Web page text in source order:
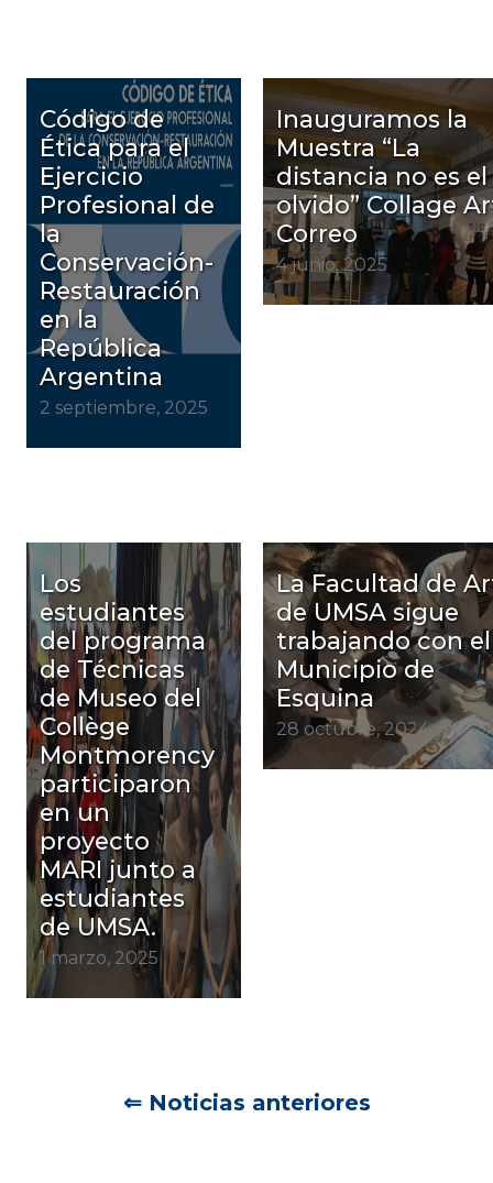
Código de
Ética para el
Ejercicio
Profesional de
la
Conservación-
Restauración
en la
República
Argentina
2 septiembre, 2025
Inauguramos la
Muestra “La
distancia no es el
olvido” Collage
Correo
4 junio, 2025
Los
estudiantes
del programa
de Técnicas
de Museo del
Collège
Montmorency
participaron
en un
proyecto
MARI junto a
estudiantes
de UMSA.
1 marzo, 2025
La Facultad de
de UMSA sigue
trabajando con el
Municipio de
Esquina
28 octubre, 2024
Navegación⇐ Noticias anteriores